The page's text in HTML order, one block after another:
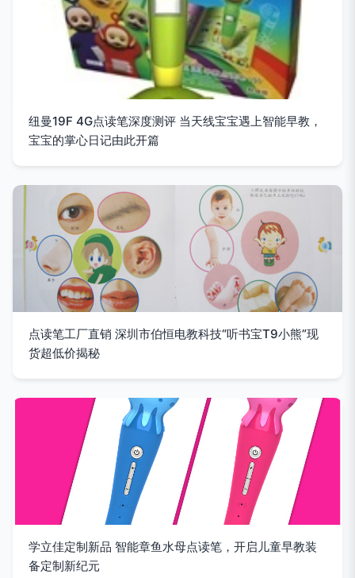
纽曼19F 4G点读笔深度测评 当天线宝宝遇上智能早教，
宝宝的掌心日记由此开篇
点读笔工厂直销 深圳市伯恒电教科技“听书宝T9小熊”现
货超低价揭秘
学立佳定制新品 智能章鱼水母点读笔，开启儿童早教装
备定制新纪元